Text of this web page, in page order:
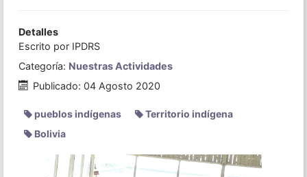
Detalles
Escrito por IPDRS
Categoría: Nuestras Actividades
Publicado: 04 Agosto 2020
pueblos indígenas
Territorio indígena
Bolivia